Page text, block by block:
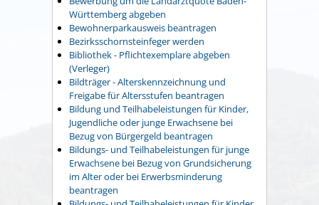
Württemberg abgeben
Bewohnerparkausweis beantragen
Bezirksschornsteinfeger werden
Bibliothek - Pflichtexemplare abgeben
(Verleger)
Bildträger - Alterskennzeichnung und
Freigabe für Altersstufen beantragen
Bildung und Teilhabeleistungen für Kinder,
Jugendliche oder junge Erwachsene bei
Bezug von Bürgergeld beantragen
Bildungs- und Teilhabeleistungen für junge
Erwachsene bei Bezug von Grundsicherung
im Alter oder bei Erwerbsminderung
beantragen